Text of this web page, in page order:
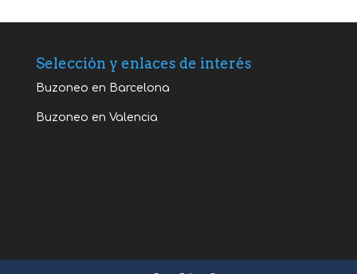
Selección y enlaces de interés
Buzoneo en Barcelona
Buzoneo en Valencia